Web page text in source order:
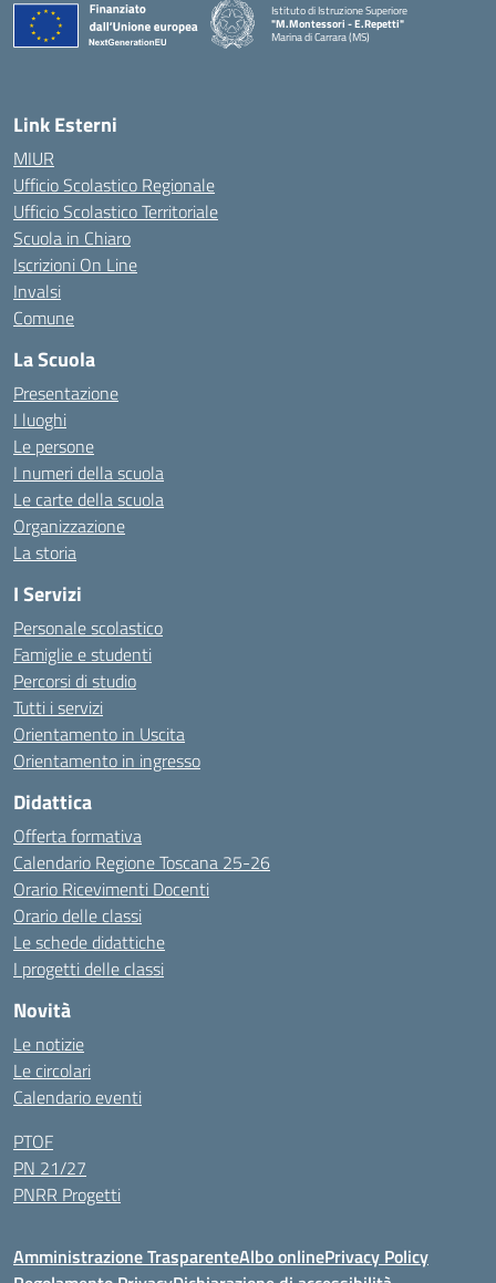
Istituto di Istruzione Superiore
"M.Montessori - E.Repetti"
Marina di Carrara (MS)
Link Esterni
MIUR
Ufficio Scolastico Regionale
Ufficio Scolastico Territoriale
Scuola in Chiaro
Iscrizioni On Line
Invalsi
Comune
La Scuola
Presentazione
I luoghi
Le persone
I numeri della scuola
Le carte della scuola
Organizzazione
La storia
I Servizi
Personale scolastico
Famiglie e studenti
Percorsi di studio
Tutti i servizi
Orientamento in Uscita
Orientamento in ingresso
Didattica
Offerta formativa
Calendario Regione Toscana 25-26
Orario Ricevimenti Docenti
Orario delle classi
Le schede didattiche
I progetti delle classi
Novità
Le notizie
Le circolari
Calendario eventi
PTOF
PN 21/27
PNRR Progetti
Amministrazione TrasparenteAlbo onlinePrivacy Policy